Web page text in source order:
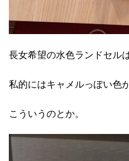
長女希望の水色ランドセル
私的にはキャメルっぽい色
こういうのとか。